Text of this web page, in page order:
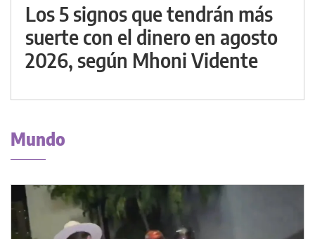
Los 5 signos que tendrán más
suerte con el dinero en agosto
2026, según Mhoni Vidente
Mundo